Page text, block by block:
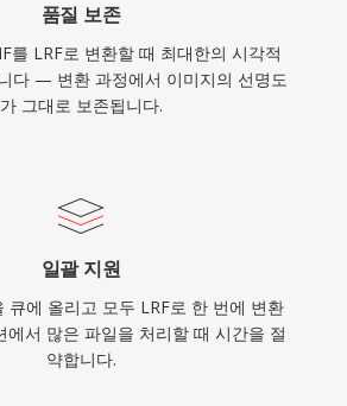
품질 보존
를 LRF로 변환할 때 최대한의 시각적
다 — 변환 과정에서 이미지의 선명도
가 그대로 보존됩니다.
일괄 지원
큐에 올리고 모두 LRF로 한 번에 변환
서 많은 파일을 처리할 때 시간을 절
약합니다.